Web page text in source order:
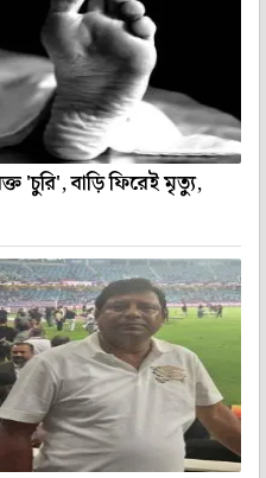
'চুরি', বাড়ি ফিরেই মৃত্যু,